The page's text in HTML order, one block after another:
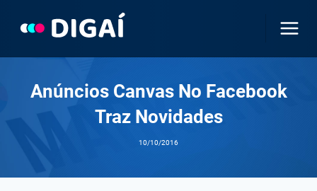
Anúncios Canvas No Facebook
Traz Novidades
10/10/2016